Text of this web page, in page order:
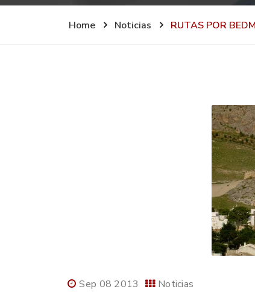
Home Noticias RUTAS POR
Sep 08 2013 Noticias